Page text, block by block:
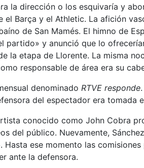
la dirección o los esquivaría y
el Barça y el Athletic. La afición
de San Mamés. El himno de
y anunció que lo
la etapa de Llorente. La misma
responsable de área era su
denominado RTVE responde
del espectador era tomada
conocido como John Cobra
del público. Nuevamente,
ese momento las
ante la defensora.